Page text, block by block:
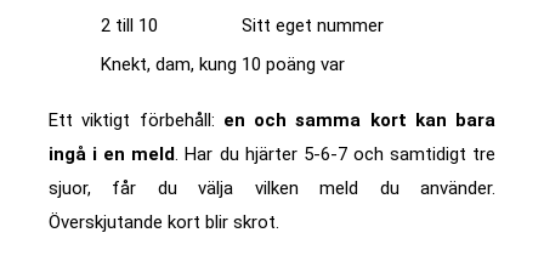
2 till 10
Sitt eget nummer
Knekt, dam, kung 10 poäng var
Ett viktigt förbehåll: en och samma kort kan bara
ingå i en meld. Har du hjärter 5-6-7 och samtidigt tre
sjuor, får du välja vilken meld du använder.
Överskjutande kort blir skrot.